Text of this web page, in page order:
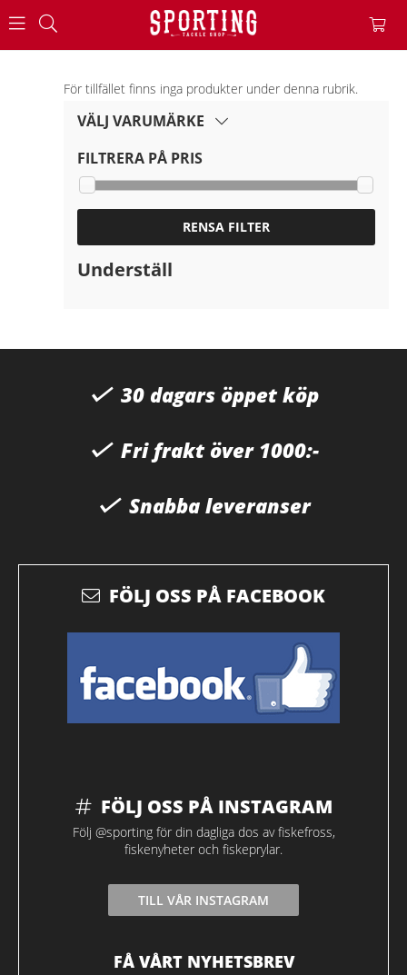
VÄLJ VARUMÄRKE
FILTRERA PÅ PRIS
RENSA FILTER
Underställ
För tillfället finns inga produkter under denna rubrik.
30 dagars öppet köp
Fri frakt över 1000:-
Snabba leveranser
FÖLJ OSS PÅ FACEBOOK
FÖLJ OSS PÅ INSTAGRAM
Följ @sporting för din dagliga dos av fiskefross,
fiskenyheter och fiskeprylar.
TILL VÅR INSTAGRAM
FÅ VÅRT NYHETSBREV